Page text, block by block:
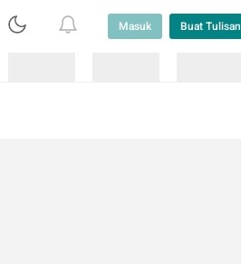
Masuk Buat Tulisan